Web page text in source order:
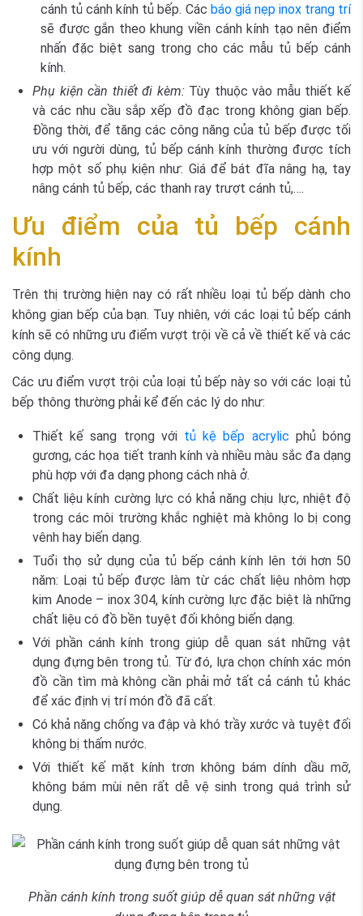
cánh tủ cánh kính tủ bếp. Các báo giá nẹp inox trang trí
sẽ được gắn theo khung viền cánh kính tạo nên điểm
nhấn đặc biệt sang trong cho các mẫu tủ bếp cánh
kính.
Phụ kiện cần thiết đi kèm:Tùy thuộc vào mẫu thiết kế
và các nhu cầu sắp xếp đồ đạc trong không gian bếp.
Đồng thời, để tăng các công năng của tủ bếp được tối
ưu với người dùng, tủ bếp cánh kính thường được tích
hợp một số phụ kiện như: Giá để bát đĩa nâng hạ, tay
nâng cánh tủ bếp, các thanh ray trượt cánh tủ,….
Ưu điểm của tủ bếp cánh
kính
Trên thị trường hiện nay có rất nhiều loại tủ bếp dành cho
không gian bếp của bạn. Tuy nhiên, với các loại tủ bếp cánh
kính sẽ có những ưu điểm vượt trội về cả về thiết kế và các
công dụng.
Các ưu điểm vượt trội của loại tủ bếp này so với các loại tủ
bếp thông thường phải kể đến các lý do như:
Thiết kế sang trọng với tủ kệ bếp acrylic phủ bóng
gương, các họa tiết tranh kính và nhiều màu sắc đa dạng
phù hợp với đa dạng phong cách nhà ở.
Chất liệu kính cường lực có khả năng chịu lực, nhiệt độ
trong các môi trường khắc nghiệt mà không lo bị cong
vênh hay biến dạng.
Tuổi thọ sử dụng của tủ bếp cánh kính lên tới hơn 50
năm: Loại tủ bếp được làm từ các chất liệu nhôm hợp
kim Anode – inox 304, kính cường lực đặc biệt là những
chất liệu có đồ bền tuyệt đối không biến dạng.
Với phần cánh kính trong giúp dễ quan sát những vật
dụng đựng bên trong tủ. Từ đó, lựa chọn chính xác món
đồ cần tìm mà không cần phải mở tất cả cánh tủ khác
để xác định vị trí món đồ đã cất.
Có khả năng chống va đập và khó trầy xước và tuyệt đối
không bị thấm nước.
Với thiết kế mặt kính trơn không bám dính dầu mỡ,
không bám mùi nên rất dễ vệ sinh trong quá trình sử
dụng.
Phần cánh kính trong suốt giúp dễ quan sát những vật